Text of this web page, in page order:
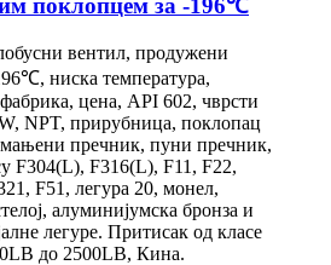
поклопцем за -196℃
вентил, продужени
ниска температура,
цена, API 602, чврсти
NPT, прирубница, поклопац
пречник, пуни пречник,
F304(L), F316(L), F11, F22,
F51, легура 20, монел,
алуминијумска бронза и
легуре. Притисак од класе
до 2500LB, Кина.